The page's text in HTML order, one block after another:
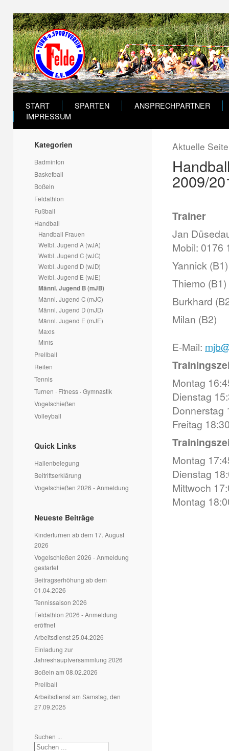
START SPARTEN
ANSPRECHPARTNER
IMPRESSUM
Kategorien
Badminton
Basketball
Boßeln
Feldathlon
Fußball
Handball
Handball Frauen
Weibl. Jugend A (wJA)
Weibl. Jugend C (wJC)
Weibl. Jugend D (wJD)
Weibl. Jugend E (wJE)
Männl. Jugend B (mJB)
Männl. Jugend C (mJC)
Männl. Jugend D (mJD)
Männl. Jugend E (mJE)
Maxis
Minis
Prellball
Reiten
Tennis
Turnen · Fitness · Gymnastik
Vogelschießen
Volleyball
Quick Links
Hallenbelegung
Beitrittserklärung
Vogelschießen 2026 - Anmeldung
Neueste Beiträge
Kinderturnen ab dem 17. August
2026
Vogelschießen 2026 - Anmeldung
gestartet
Beitragserhöhung ab dem
01.04.2026
Tennissaison 2026
Feldathlon 2026 - Anmeldung
eröffnet
Arbeitsdienst 25.04.2026
Einladung zur
Jahreshauptversammlung 2026
Boßeln am 08.02.2026
Prellball
Arbeitsdienst am Samstag, den
27.09.2025
Suchen ...
Aktuelle
2009/
Trainer
Jan
Mobil: 0176
Yannick (B1)
Thiemo (B1)
Burkhard
Milan (B2)
E-Mail:
Montag
Dienstag
Donnerstag
Freitag
Montag
Dienstag
Mittwoch
Montag